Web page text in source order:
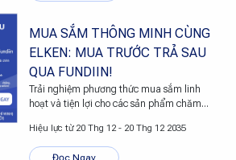
MUA SẮM THÔNG MINH CÙNG
ELKEN: MUA TRƯỚC TRẢ SAU
QUA FUNDIIN!
Trải nghiệm phương thức mua sắm linh
hoạt và tiện lợi cho các sản phẩm chăm
bạn! Thông qua sự hợp tác với Fundiin,
Elken mang đến giải pháp thanh toán
Hiệu lực từ 20 Thg 12 - 20 Thg 12 2035
Đọc Ngay